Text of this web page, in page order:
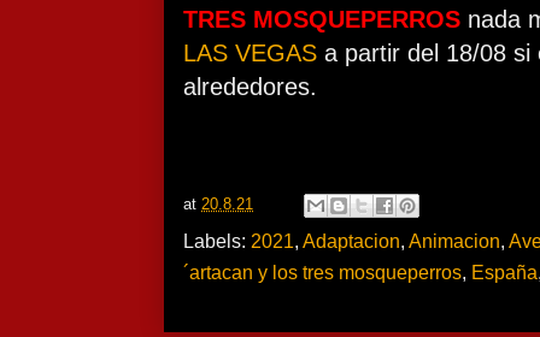
TRES MOSQUEPERROS nada
LAS VEGAS a partir del 18/08 si
alrededores.
at 20.8.21
Labels: 2021, Adaptacion, Animacion,
´artacan y los tres mosqueperros, España